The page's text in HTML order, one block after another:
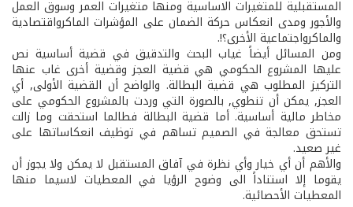
المستقبلية للمتغيرات الاساسية ومنها متغيرات العمر وسوق العمل
والأجور ومدى انعكاس حركة الضمان على المؤشرات الماكرواقتصادية
والماكرواجتماعية الأخرى؟!.
ومن المسائل أيضاً غياب البحث والتدقيق في قضية أساسية نص
عليها المشروع الحكومي هي قضية العجز وقضية أخرى غاب عنها
التركيز المطلوب هي قضية البطالة. والواضح أن القضية الأولى, أي
العجز, يمكن أن تنطوي, بالصورة التي وردت بالمشروع الحكومي على
مخاطر مالية أساسية. أما قضية البطالة فطالما استحقت وما زالت
تستحق معالجة في الصميم تساهم في توظيف انعكاساتها على
غير صعيد.
والأهم أن أي خيار وأي نظرة في آفاق المستقبل لا يمكن ولا يجوز أن
يقوما إلا استناداً الى وضوح الرؤيا في المعطيات لاسيما منها
المعطيات الأحصائية.